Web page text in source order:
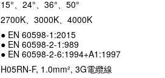
15°、24°、36°、50°
2700K、3000K、4000K
● EN 60598-1:2015
● EN 60598-2-1:989
● EN 60598-2-6:1994+A1:1997
H05RN-F, 1.0mm², 3G電纜線